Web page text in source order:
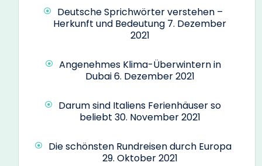
Deutsche Sprichwörter verstehen –
Herkunft und Bedeutung 7. Dezember
2021
Angenehmes Klima-Überwintern in
Dubai6. Dezember 2021
Darum sind Italiens Ferienhäuser so
beliebt 30. November 2021
Die schönsten Rundreisen durch Europa
29. Oktober 2021